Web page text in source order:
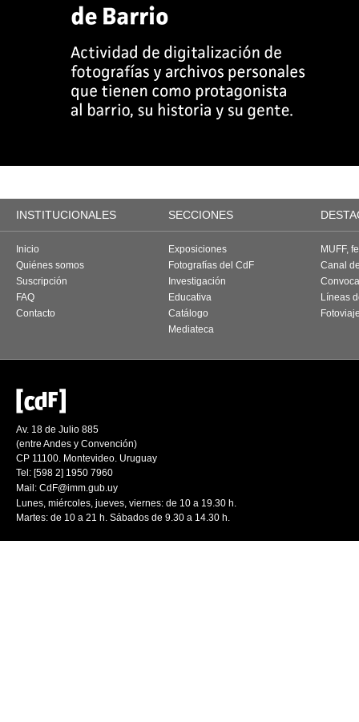
INSTITUCIONALES SECCIONES
Inicio
Quiénes somos
Suscripción
FAQ
Contacto
Exposiciones
Fotografías del CdF
Investigación
Educativa
Catálogo
Mediateca
MUFF,
Canal
Líneas
Av. 18 de Julio 885
(entre Andes y Convención)
CP 11100. Montevideo. Uruguay
Tel: [598 2] 1950 7960
Mail: CdF@imm.gub.uy
Lunes, miércoles, jueves, viernes: de 10 a 19.30 h.
Martes: de 10 a 21 h. Sábados de 9.30 a 14.30 h.